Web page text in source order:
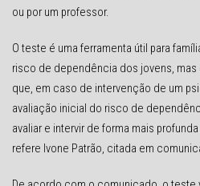
ou por um professor.
O teste é uma ferramenta útil para
risco de dependência dos jovens,
que, em caso de intervenção de um
avaliação inicial do risco de
avaliar e intervir de forma mais
refere Ivone Patrão, citada em